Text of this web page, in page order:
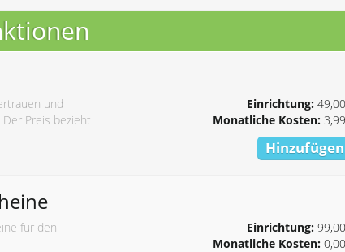
und
Preis bezieht
Einrichtung:
Monatliche Kosten:
Hinzufügen
für den
Einrichtung:
Monatliche Kosten: